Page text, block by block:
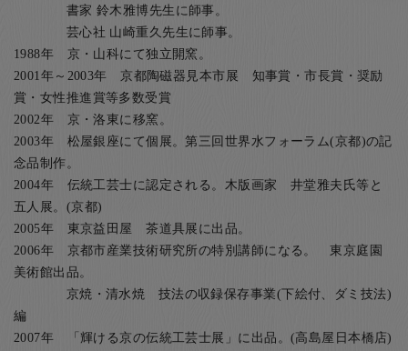
書家 鈴木雅博先生に師事。
芸心社 山崎重久先生に師事。
1988年 京・山科にて独立開窯。
2001年～2003年 京都陶磁器見本市展 知事賞・市長賞・奨励
賞・女性推進賞等多数受賞
2002年 京・洛東に移窯。
2003年 松屋銀座にて個展。第三回世界水フォーラム(京都)の記
念品制作。
2004年 伝統工芸士に認定される。木版画家 井堂雅夫氏等と
五人展。(京都)
2005年 東京益田屋 茶道具展に出品。
2006年 京都市産業技術研究所の特別講師になる。 東京庭園
美術館出品。
京焼・清水焼 技法の収録保存事業(下絵付、ダミ技法)
編
2007年 「輝ける京の伝統工芸士展」に出品。(高島屋日本橋店)